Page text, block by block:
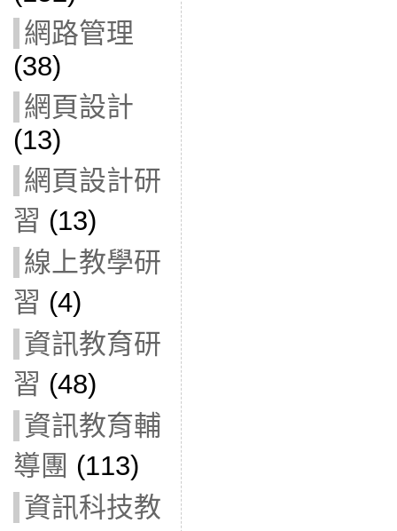
網路管理
(38)
網頁設計
(13)
網頁設計研
習 (13)
線上教學研
習 (4)
資訊教育研
習 (48)
資訊教育輔
導團 (113)
資訊科技教